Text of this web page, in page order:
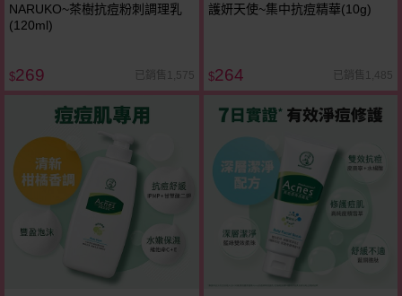
NARUKO~茶樹抗痘粉刺調理乳
(120ml)
$269 已銷售1,575
護妍天使~集中抗痘精華(10g)
$264 已銷售1,485